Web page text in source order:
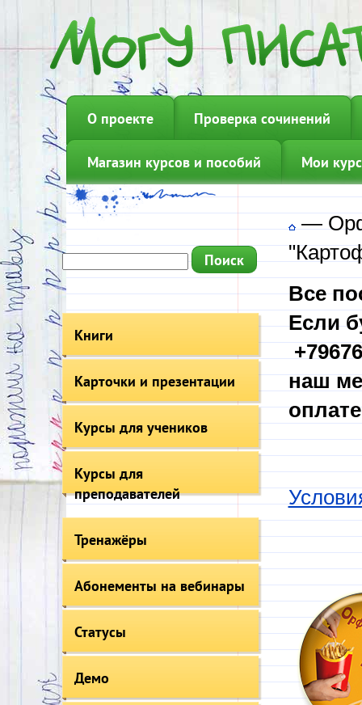
О проекте Проверка сочинений
Магазин курсов и пособий Мои
Книги
Карточки и презентации
Курсы для учеников
Курсы для
преподавателей
Тренажёры
Абонементы на вебинары
Статусы
Демо
—
Все
Если
наш